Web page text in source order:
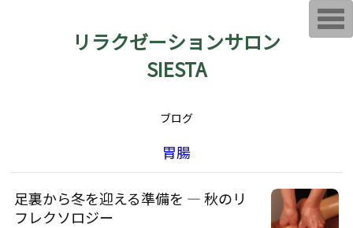
リラクゼーションサロン
SIESTA
ブログ
胃腸
足裏から冬を迎える準備を ― 秋のリ
フレクソロジー
T
o
g
n